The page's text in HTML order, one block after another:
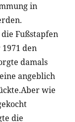
in
Fußstapfen
den
damals
angeblich
wie
die